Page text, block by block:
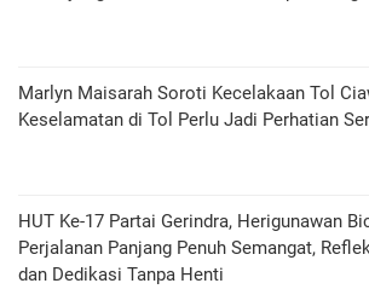
Marlyn Maisarah Soroti Kecelakaan Tol
Keselamatan di Tol Perlu Jadi Perhatian
HUT Ke-17 Partai Gerindra, Herigunawan
Perjalanan Panjang Penuh Semangat,
dan Dedikasi Tanpa Henti